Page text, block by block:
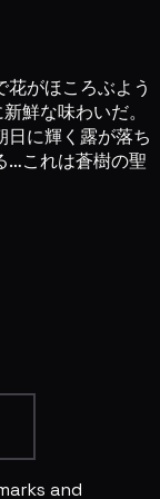
がほころぶよう
鮮な味わいだ。
日に輝く露が落ち
…これは蒼樹の聖
and